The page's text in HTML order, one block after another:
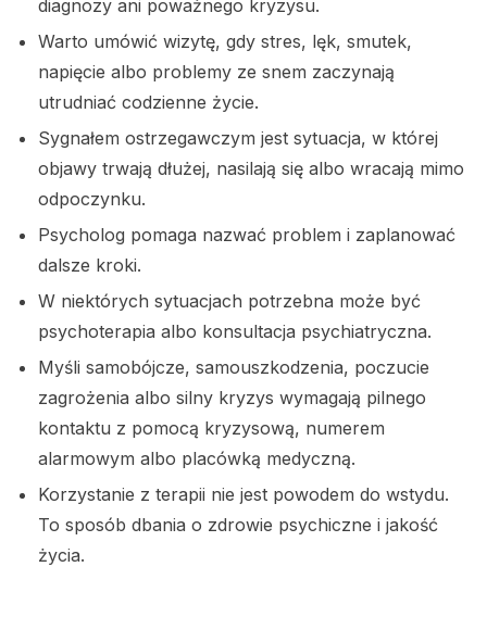
diagnozy ani poważnego kryzysu.
Warto umówić wizytę, gdy stres, lęk, smutek,
napięcie albo problemy ze snem zaczynają
utrudniać codzienne życie.
Sygnałem ostrzegawczym jest sytuacja, w której
objawy trwają dłużej, nasilają się albo wracają mimo
odpoczynku.
Psycholog pomaga nazwać problem i zaplanować
dalsze kroki.
W niektórych sytuacjach potrzebna może być
psychoterapia albo konsultacja psychiatryczna.
Myśli samobójcze, samouszkodzenia, poczucie
zagrożenia albo silny kryzys wymagają pilnego
kontaktu z pomocą kryzysową, numerem
alarmowym albo placówką medyczną.
Korzystanie z terapii nie jest powodem do wstydu.
To sposób dbania o zdrowie psychiczne i jakość
życia.